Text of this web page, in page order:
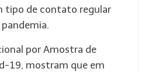
tipo de contato regular
por Amostra de
19, mostram que em